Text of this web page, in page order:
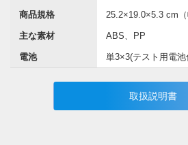
商品規格 25.2×19.0×5.3 cm（
主な素材 ABS、PP
電池 単3×3(テスト用電池
取扱説明書